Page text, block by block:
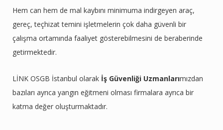
Hem can hem de mal kaybını minimuma indirgeyen araç,
gereç, teçhizat temini işletmelerin çok daha güvenli bir
çalışma ortamında faaliyet gösterebilmesini de beraberinde
getirmektedir.
LİNK OSGB İstanbul olarak İş Güvenliği Uzmanlarımızdan
bazıları ayrıca yangın eğitmeni olması firmalara ayrıca bir
katma değer oluşturmaktadır.